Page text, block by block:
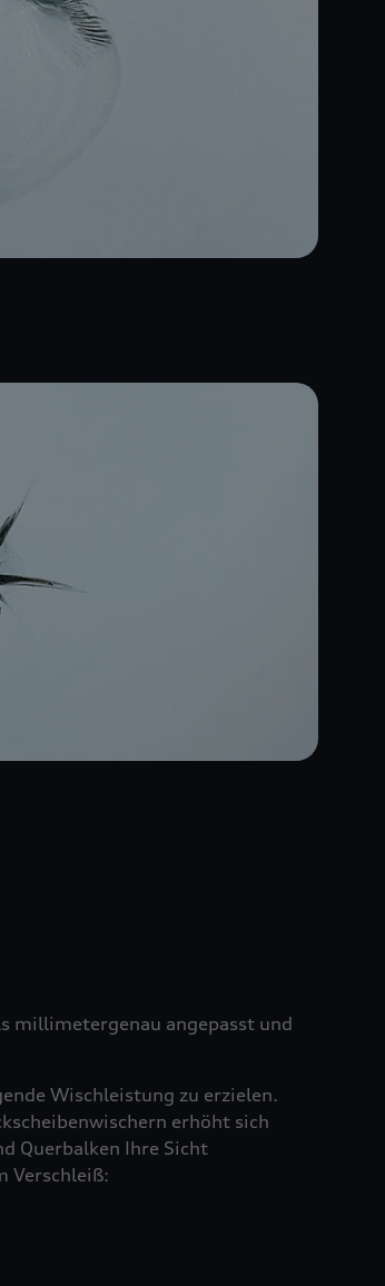
millimetergenau angepasst und
Wischleistung zu erzielen.
erhöht sich
Querbalken Ihre Sicht
Verschleiß: